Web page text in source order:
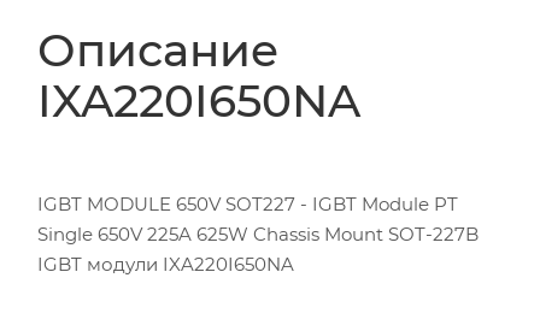
Описание
IXA220I650NA
IGBT MODULE 650V SOT227 - IGBT Module PT
Single 650V 225A 625W Chassis Mount SOT-227B
IGBT модули IXA220I650NA